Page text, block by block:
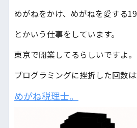
めがねをかけ、めがねを愛する
とかいう仕事をしています。
東京で開業してるらしいですよ。
プログラミングに挫折した回数は
めがね税理士。